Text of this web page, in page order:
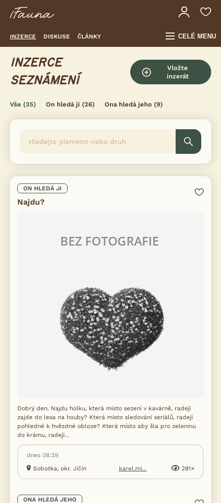
INZERCE DISKUSE ČLÁNKY CELÉ MENU
INZERCE
SEZNÁMENÍ
Vložte
inzerát
Vše (35) On hledá ji (26) Ona hledá jeho (9)
ON HLEDÁ JI
Najdu?
Dobrý den. Najdu holku, která místo sezení v kavárně, radeji
zajde do lesa na houby? Která místo sledování seriálů, radeji
pohledné k hvězdné obloze? Která místo aby šla pro zeleninu
do krámu, radeji...
dnes 08:29
Sobotka, okr. Jičín
karel.mi... 281×
ONA HLEDÁ JEHO